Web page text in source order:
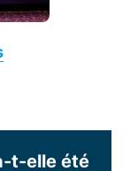
t-elle été